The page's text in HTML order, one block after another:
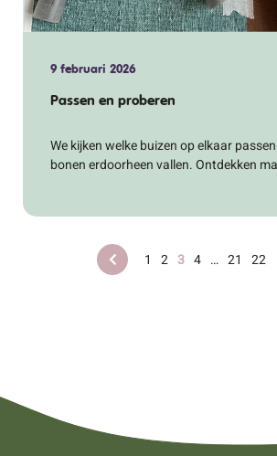
9 februari 2026
Passen en proberen
We kijken welke buizen op elkaar
bonen erdoorheen vallen. Ontdekken
1 2 3 4 … 21 22